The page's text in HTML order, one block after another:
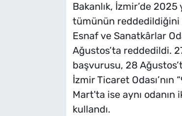
Bakanlık, İzmir’de
tümünün
Esnaf ve Sanatkârlar
Ağustos’ta reddedildi.
başvurusu, 28
İzmir Ticaret
Mart'ta ise aynı
kullandı.